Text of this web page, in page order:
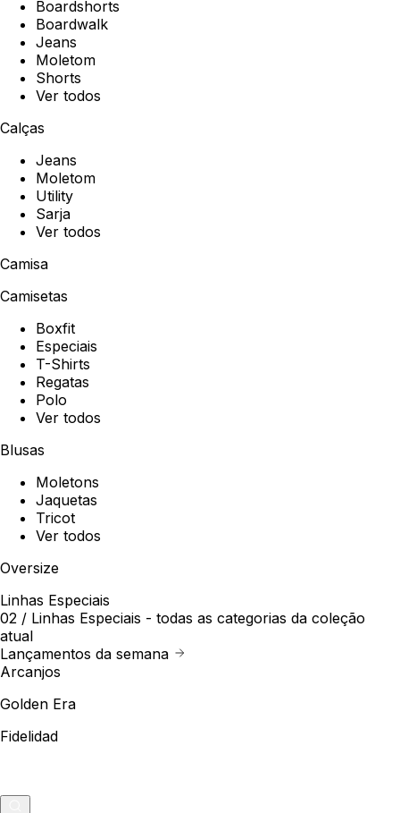
Boardshorts
Boardwalk
Jeans
Moletom
Shorts
Ver todos
Calças
Jeans
Moletom
Utility
Sarja
Ver todos
Camisa
Camisetas
Boxfit
Especiais
T-Shirts
Regatas
Polo
Ver todos
Blusas
Moletons
Jaquetas
Tricot
Ver todos
Oversize
Linhas Especiais
02 / Linhas Especiais - todas as categorias da coleção
atual
Lançamentos da semana
Arcanjos
Golden Era
Fidelidad